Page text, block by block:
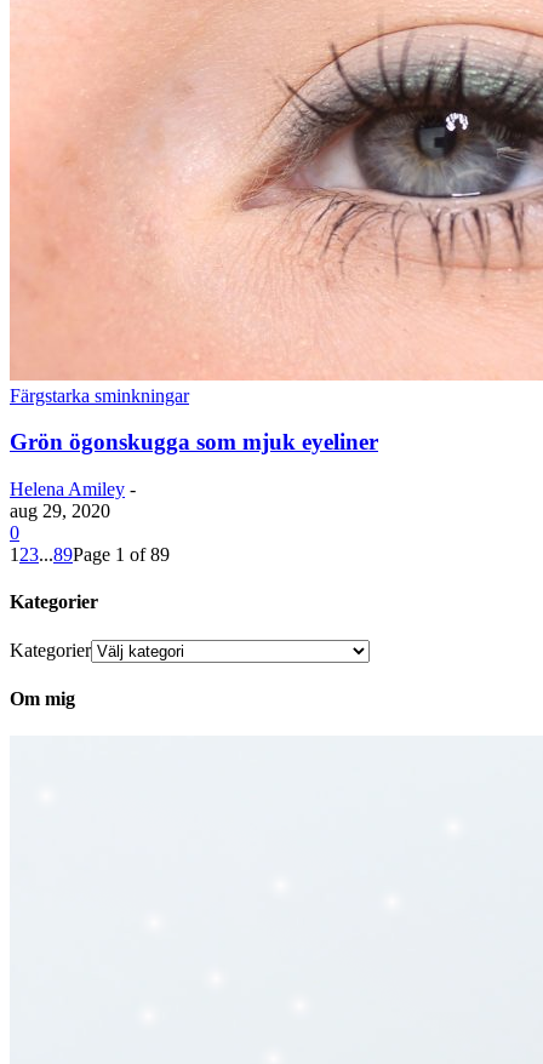
Färgstarka sminkningar
Grön ögonskugga som mjuk eyeliner
Helena Amiley -
aug 29, 2020
0
1 23...89Page 1 of 89
Kategorier
Kategorier
Om mig